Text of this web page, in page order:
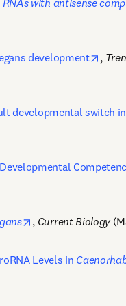
with antisense
development ,
developmental switch in
opens in new tab/
, Current Biology
Levels in